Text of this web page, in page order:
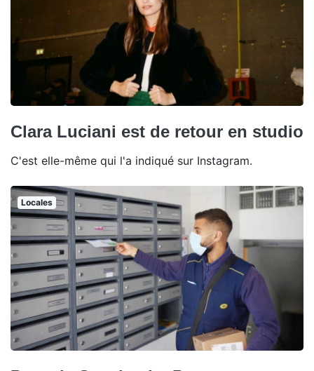
Clara Luciani est de retour en studio
C'est elle-même qui l'a indiqué sur Instagram.
Locales